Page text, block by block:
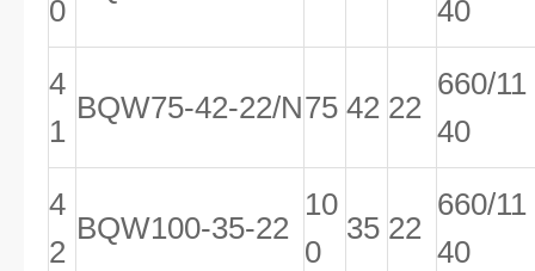
0
40
4
1
BQW75-42-22/N75 42 22
660/11
40
4
2
BQW100-35-22
10
0
35 22
660/11
40